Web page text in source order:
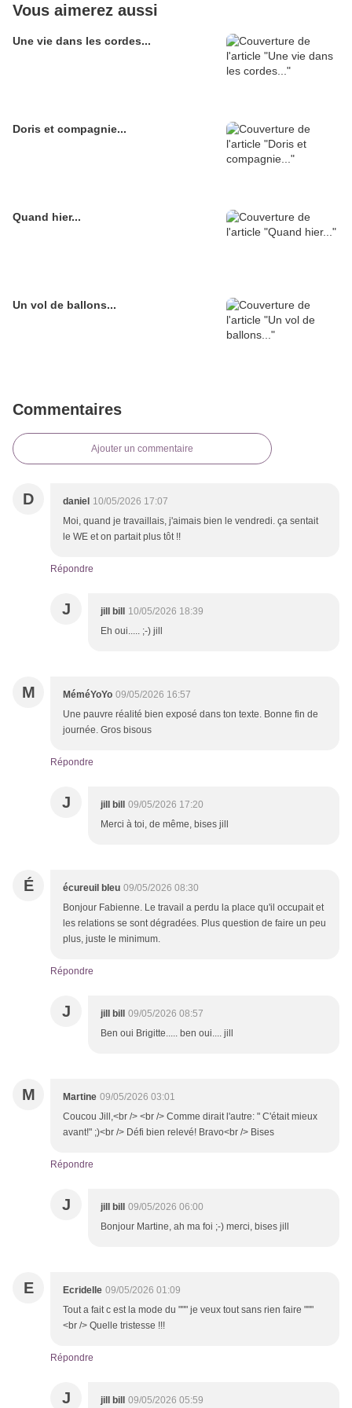
Vous aimerez aussi
Une vie dans les cordes...
Doris et compagnie...
Quand hier...
Un vol de ballons...
Commentaires
Ajouter un commentaire
D daniel 10/05/2026 17:07
Moi, quand je travaillais, j'aimais bien le vendredi. ça sentait
le WE et on partait plus tôt !!
Répondre
J jill bill
10/05/2026 18:39
Eh oui..... ;-) jill
M MéméYoYo 09/05/2026 16:57
Une pauvre réalité bien exposé dans ton texte. Bonne fin de
journée. Gros bisous
Répondre
J jill bill
09/05/2026 17:20
Merci à toi, de même, bises jill
É écureuil bleu 09/05/2026 08:30
Bonjour Fabienne. Le travail a perdu la place qu'il occupait et
les relations se sont dégradées. Plus question de faire un peu
plus, juste le minimum.
Répondre
J jill bill
09/05/2026 08:57
Ben oui Brigitte..... ben oui.... jill
M Martine 09/05/2026 03:01
Coucou Jill,<br /> <br /> Comme dirait l'autre: " C'était mieux
avant!" ;)<br /> Défi bien relevé! Bravo<br /> Bises
Répondre
J jill bill
09/05/2026 06:00
Bonjour Martine, ah ma foi ;-) merci, bises jill
E Ecridelle 09/05/2026 01:09
Tout a fait c est la mode du """ je veux tout sans rien faire """
<br /> Quelle tristesse !!!
Répondre
J jill bill 09/05/2026 05:59